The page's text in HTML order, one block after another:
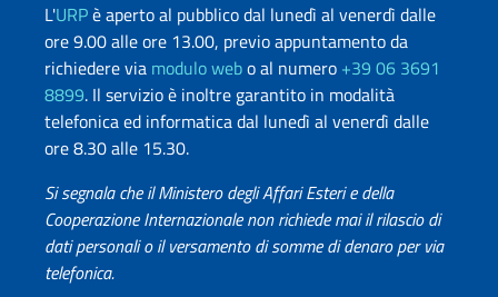
L'URPè aperto al pubblico dal lunedì al venerdì dalle
ore 9.00 alle ore 13.00, previo appuntamento da
richiedere via modulo webo al numero +39 06 3691
8899. Il servizio è inoltre garantito in modalità
telefonica ed informatica dal lunedì al venerdì dalle
ore 8.30 alle 15.30.
Si segnala che il Ministero degli Affari Esteri e della
Cooperazione Internazionale non richiede mai il rilascio di
dati personali o il versamento di somme di denaro per via
telefonica.